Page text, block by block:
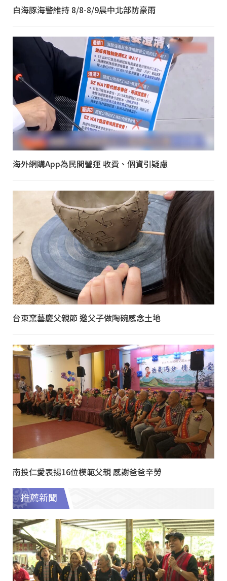
白海豚海警維持 8/8-8/9晨中北部防豪雨
海外網購App為民間營運 收費、個資引疑慮
台東窯藝慶父親節 邀父子做陶碗感念土地
南投仁愛表揚16位模範父親 感謝爸爸辛勞
推薦新聞